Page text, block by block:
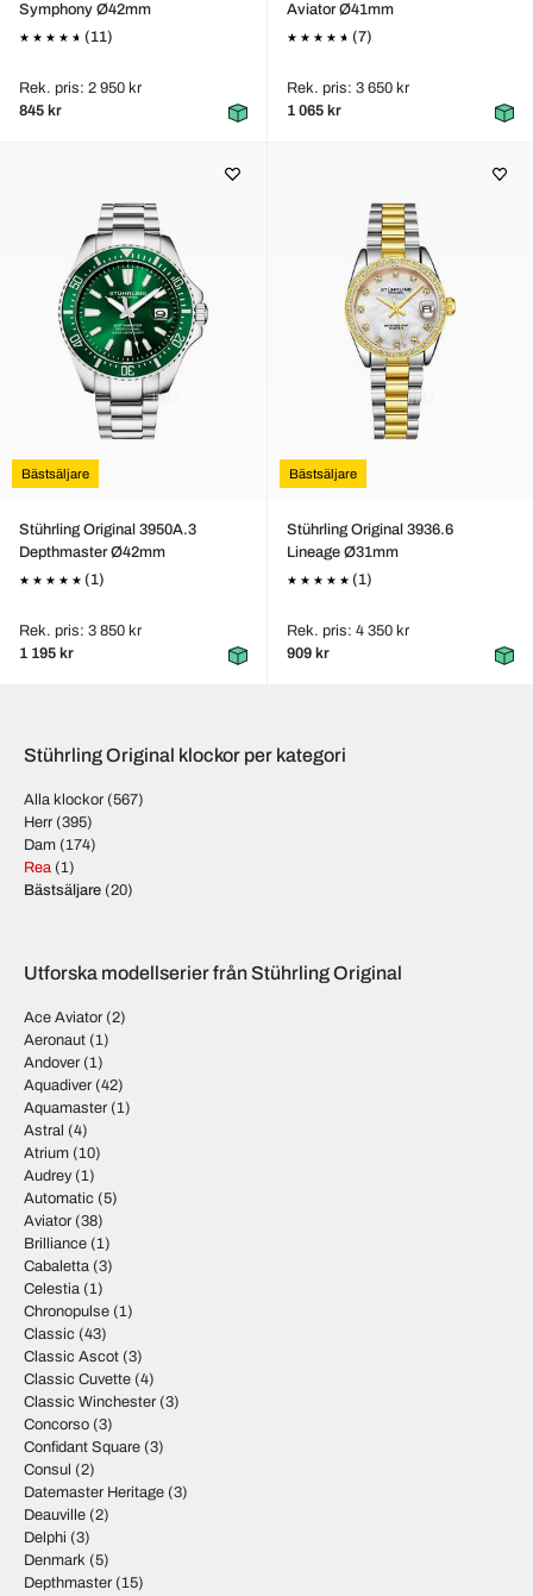
Symphony Ø42mm
(11)
Rek. pris: 2 950 kr
845 kr
Aviator Ø41mm
(7)
Rek. pris: 3 650 kr
1 065 kr
Bästsäljare
Stührling Original 3950A.3
Depthmaster Ø42mm
(1)
Rek. pris: 3 850 kr
1 195 kr
Bästsäljare
Stührling Original 3936.6
Lineage Ø31mm
(1)
Rek. pris: 4 350 kr
909 kr
Stührling Original klockor per kategori
Alla klockor (567)
Herr (395)
Dam (174)
Rea (1)
Bästsäljare (20)
Utforska modellserier från Stührling Original
Ace Aviator (2)
Aeronaut (1)
Andover (1)
Aquadiver (42)
Aquamaster (1)
Astral (4)
Atrium (10)
Audrey(1)
Automatic (5)
Aviator (38)
Brilliance (1)
Cabaletta (3)
Celestia (1)
Chronopulse (1)
Classic (43)
Classic Ascot (3)
Classic Cuvette (4)
Classic Winchester (3)
Concorso (3)
Confidant Square (3)
Consul (2)
Datemaster Heritage (3)
Deauville (2)
Delphi (3)
Denmark (5)
Depthmaster (15)